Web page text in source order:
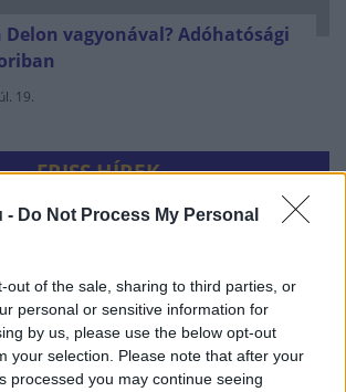
- Do Not Process My Personal
out of the sale, sharing to third parties, or
personal or sensitive information for
by us, please use the below opt-out
your selection. Please note that after your
processed you may continue seeing
vagyonával? Adóhatósági
19.
FRISS HÍREK
novemberben